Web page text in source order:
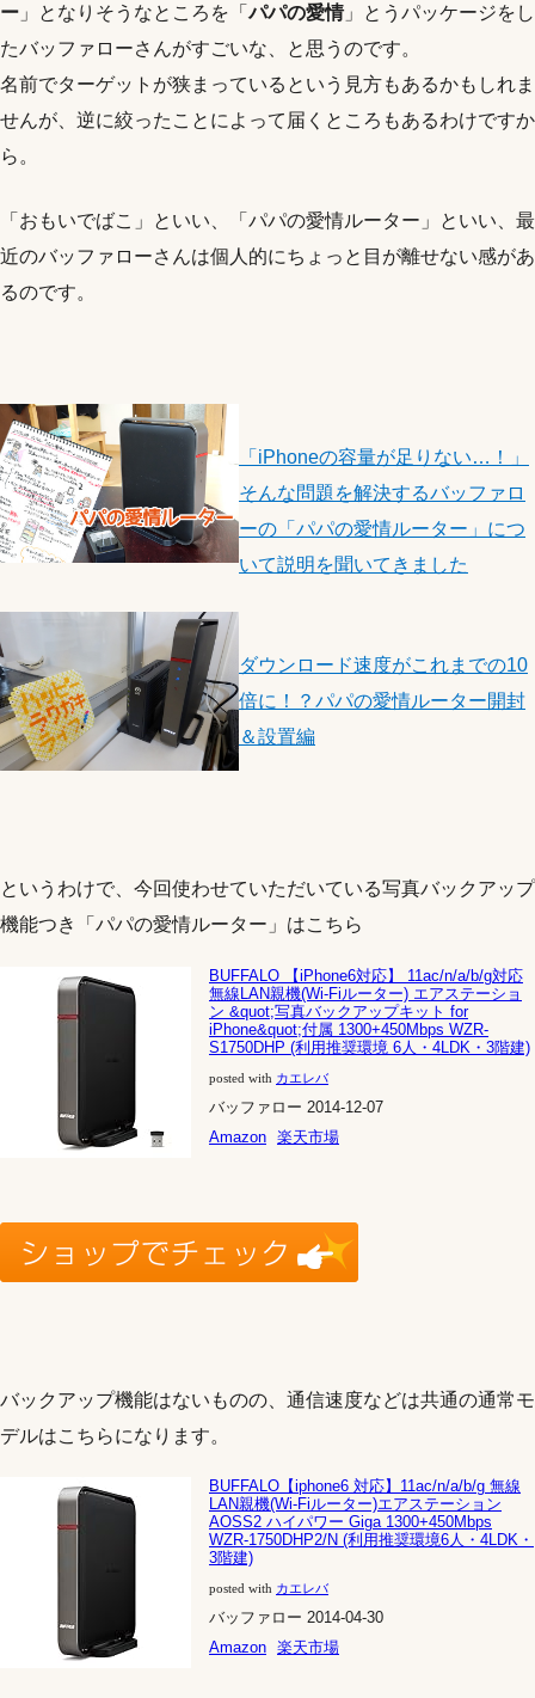
ー 」となりそうなところを「パパの愛情」とうパッケージをし
たバッファローさんがすごいな、と思うのです。
名前でターゲットが狭まっているという見方もあるかもしれま
せんが、逆に絞ったことによって届くところもあるわけですか
ら。
「おもいでばこ」といい、「パパの愛情ルーター」といい、最
近のバッファローさんは個人的にちょっと目が離せない感があ
るのです。
「iPhoneの容量が足りない…！」
そんな問題を解決するバッファロ
ーの「パパの愛情ルーター」につ
いて説明を聞いてきました
ダウンロード速度がこれまでの10
倍に！？パパの愛情ルーター開封
＆設置編
というわけで、今回使わせていただいている写真バックアップ
機能つき「パパの愛情ルーター」はこちら
BUFFALO 【iPhone6対応】 11ac/n/a/b/g対応
無線LAN親機(Wi-Fiルーター) エアステーショ
ン &quot;写真バックアップキット for
iPhone&quot;付属 1300+450Mbps WZR-
S1750DHP (利用推奨環境 6人・4LDK・3階建)
posted with カエレバ
バッファロー 2014-12-07
Amazon 楽天市場
バックアップ機能はないものの、通信速度などは共通の通常モ
デルはこちらになります。
BUFFALO【iphone6 対応】11ac/n/a/b/g 無線
LAN親機(Wi-Fiルーター)エアステーション
AOSS2 ハイパワー Giga 1300+450Mbps
WZR-1750DHP2/N (利用推奨環境6人・4LDK・
3階建)
posted with カエレバ
バッファロー 2014-04-30
Amazon 楽天市場